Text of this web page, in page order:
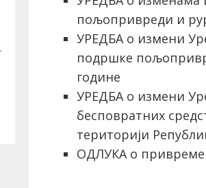
пољопривреди и
УРЕДБА о измени
подршке
године
УРЕДБА о измени
бесповратних
територији
ОДЛУКА о